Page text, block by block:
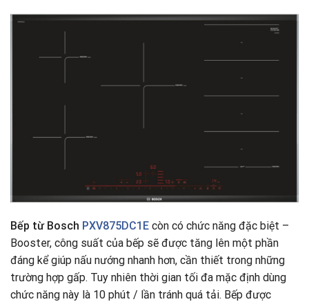
Bếp từ Bosch PXV875DC1E còn có chức năng đặc biệt –
Booster, công suất của bếp sẽ được tăng lên một phần
đáng kể giúp nấu nướng nhanh hơn, cần thiết trong những
trường hợp gấp. Tuy nhiên thời gian tối đa mặc định dùng
chức năng này là 10 phút / lần tránh quá tải. Bếp được